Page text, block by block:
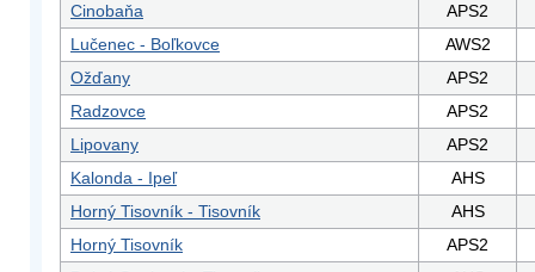
Cinobaňa
APS2
Lučenec - Boľkovce
AWS2
Ožďany
APS2
Radzovce
APS2
Lipovany
APS2
Kalonda - Ipeľ
AHS
Horný Tisovník - Tisovník
AHS
Horný Tisovník
APS2